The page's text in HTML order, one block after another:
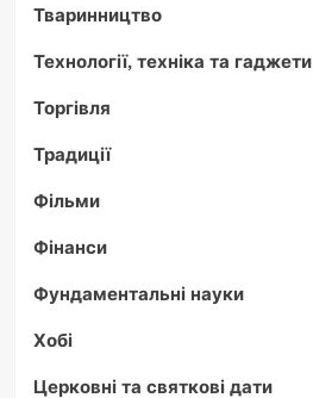
Тваринництво
Технології, техніка та гаджети
Торгівля
Традиції
Фільми
Фінанси
Фундаментальні науки
Хобі
Церковні та святкові дати